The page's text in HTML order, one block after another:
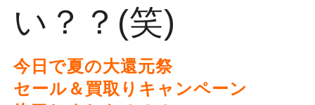
い？？(笑)
今日で夏の大還元祭
セール＆買取りキャンペーン